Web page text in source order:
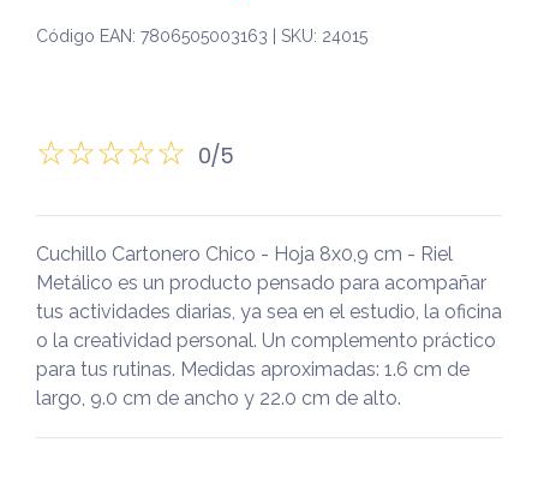
Código EAN: 7806505003163 | SKU: 24015
0/5
Cuchillo Cartonero Chico - Hoja 8x0,9 cm - Riel
Metálico es un producto pensado para acompañar
tus actividades diarias, ya sea en el estudio, la oficina
o la creatividad personal. Un complemento práctico
para tus rutinas. Medidas aproximadas: 1.6 cm de
largo, 9.0 cm de ancho y 22.0 cm de alto.